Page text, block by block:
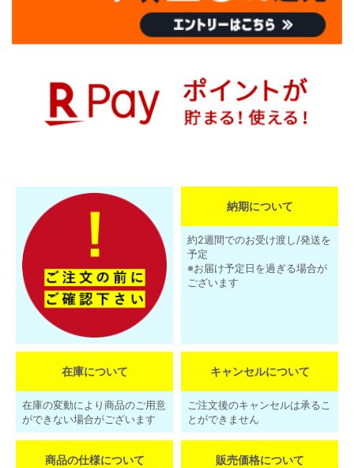
納期について
約2週間でのお受け渡し/発送を
予定
※お届け予定日を過ぎる場合が
ございます
在庫について
在庫の変動により商品のご用意
ができない場合がございます
キャンセルについて
ご注文後のキャンセルは承るこ
とができません
商品の仕様について 販売価格について